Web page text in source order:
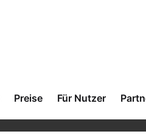
Preise Für Nutzer